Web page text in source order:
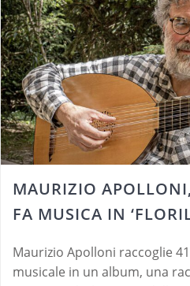
MAURIZIO
FA MUSICA IN
Maurizio Apolloni raccoglie
musicale in un album, una